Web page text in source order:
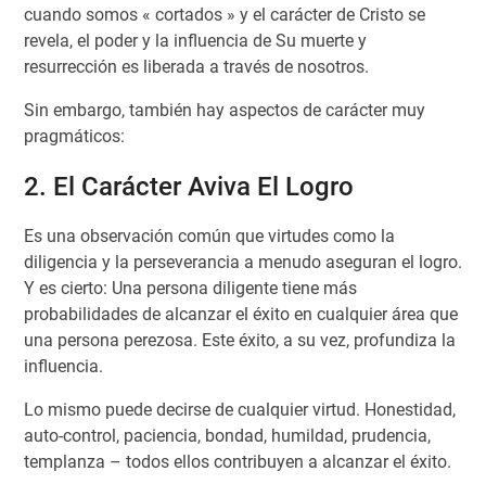
cuando somos « cortados » y el carácter de Cristo se
revela, el poder y la influencia de Su muerte y
resurrección es liberada a través de nosotros.
Sin embargo, también hay aspectos de carácter muy
pragmáticos:
2. El Carácter Aviva El Logro
Es una observación común que virtudes como la
diligencia y la perseverancia a menudo aseguran el logro.
Y es cierto: Una persona diligente tiene más
probabilidades de alcanzar el éxito en cualquier área que
una persona perezosa. Este éxito, a su vez, profundiza la
influencia.
Lo mismo puede decirse de cualquier virtud. Honestidad,
auto-control, paciencia, bondad, humildad, prudencia,
templanza – todos ellos contribuyen a alcanzar el éxito.